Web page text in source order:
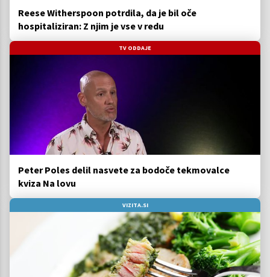
Reese Witherspoon potrdila, da je bil oče
hospitaliziran: Z njim je vse v redu
TV ODDAJE
Peter Poles delil nasvete za bodoče tekmovalce
kviza Na lovu
VIZITA.SI